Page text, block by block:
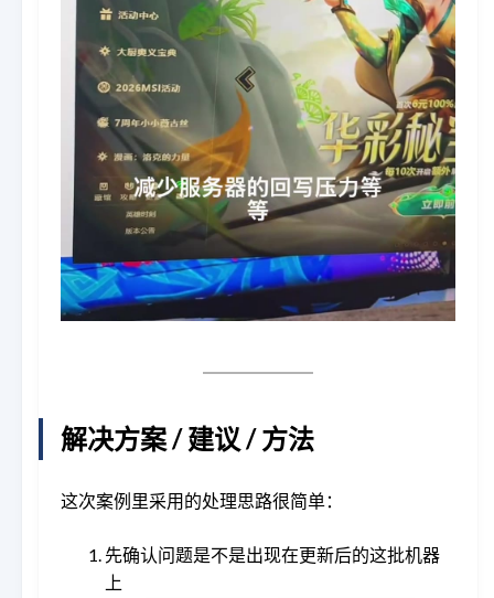
解决方案 / 建议 / 方法
这次案例里采用的处理思路很简单：
先确认问题是不是出现在更新后的这批机器
上